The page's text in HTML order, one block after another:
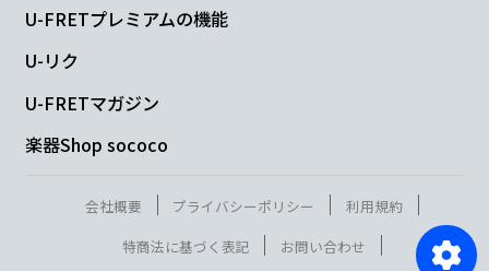
U-FRETプレミアムの機能
U-リク
U-FRETマガジン
楽器Shop sococo
会社概要 プライバシーポリシー
利用規約
特商法に基づく表記
お問い合わせ